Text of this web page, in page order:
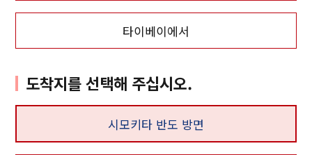
타이베이에서
도착지를 선택해 주십시오.
시모키타 반도 방면